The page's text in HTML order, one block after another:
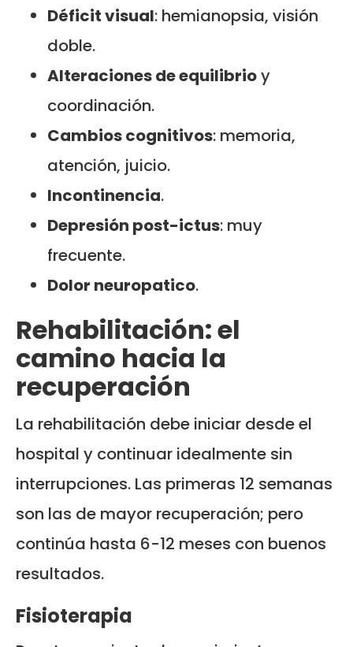
Déficit visual: hemianopsia, visión
doble.
Alteraciones de equilibrioy
coordinación.
Cambios cognitivos: memoria,
atención, juicio.
Incontinencia.
Depresión post-ictus: muy
frecuente.
Dolor neuropatico.
Rehabilitación: el
camino hacia la
recuperación
La rehabilitación debe iniciar desde el
hospital y continuar idealmente sin
interrupciones. Las primeras 12 semanas
son las de mayor recuperación; pero
continúa hasta 6-12 meses con buenos
resultados.
Fisioterapia